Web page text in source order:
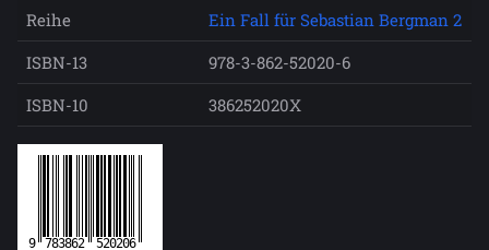
Reihe
Ein Fall für Sebastian Bergman 2
ISBN-13
978-3-862-52020-6
ISBN-10
386252020X